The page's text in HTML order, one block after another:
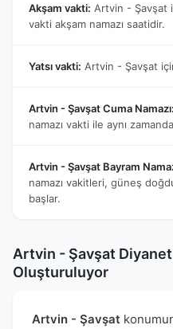
Akşam vakti: Artvin - Şavşat
vakti akşam namazı saatidir.
Yatsı vakti: Artvin - Şavşat
Artvin - Şavşat Cuma Namazı:
namazı vakti ile aynı
Artvin - Şavşat Bayram
namazı vakitleri, güneş
başlar.
Artvin - Şavşat
Oluşturuluyor
Artvin - Şavşat